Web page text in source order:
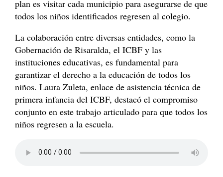
plan es visitar cada municipio para asegurarse de que
todos los niños identificados regresen al colegio.
La colaboración entre diversas entidades, como la
Gobernación de Risaralda, el ICBF y las
instituciones educativas, es fundamental para
garantizar el derecho a la educación de todos los
niños. Laura Zuleta, enlace de asistencia técnica de
primera infancia del ICBF, destacó el compromiso
conjunto en este trabajo articulado para que todos los
niños regresen a la escuela.